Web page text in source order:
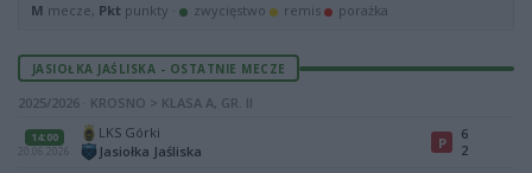
M mecze, Pkt punkty · zwycięstwo remis porażka
JASIOŁKA JAŚLISKA - OSTATNIE MECZE
2025/2026 · KROSNO > KLASA A, GR. II
14:00
20.06.2026
LKS Górki
Jasiołka Jaśliska
P
6
2